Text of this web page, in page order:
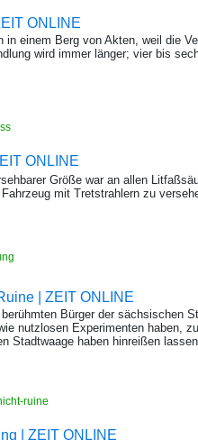
ONLINE
in einem Berg von Akten, weil die
wird immer länger; vier bis
ONLINE
Größe war an allen
mit Tretstrahlern zu
| ZEIT ONLINE
Bürger der sächsischen
nutzlosen Experimenten haben,
Stadtwaage haben hinreißen lassen
ruine
| ZEIT ONLINE